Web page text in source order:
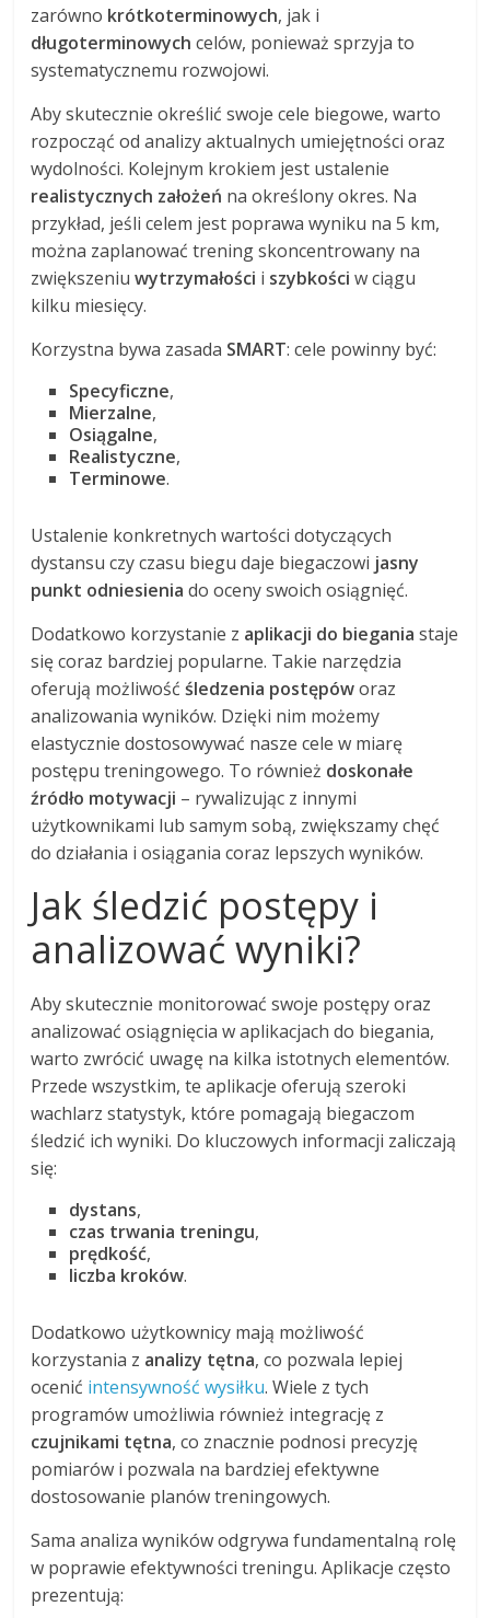
zarówno krótkoterminowych, jak i
długoterminowych celów, ponieważ sprzyja to
systematycznemu rozwojowi.
Aby skutecznie określić swoje cele biegowe, warto
rozpocząć od analizy aktualnych umiejętności oraz
wydolności. Kolejnym krokiem jest ustalenie
realistycznych założeń na określony okres. Na
przykład, jeśli celem jest poprawa wyniku na 5 km,
można zaplanować trening skoncentrowany na
zwiększeniuwytrzymałości i szybkości w ciągu
kilku miesięcy.
Korzystna bywa zasada SMART: cele powinny być:
Specyficzne,
Mierzalne,
Osiągalne,
Realistyczne,
Terminowe.
Ustalenie konkretnych wartości dotyczących
dystansu czy czasu biegu daje biegaczowi jasny
punkt odniesienia do oceny swoich osiągnięć.
Dodatkowo korzystanie z aplikacji do biegania staje
się coraz bardziej popularne. Takie narzędzia
oferują możliwośćśledzenia postępóworaz
analizowania wyników. Dzięki nim możemy
elastycznie dostosowywać nasze cele w miarę
postępu treningowego. To również doskonałe
źródło motywacji – rywalizując z innymi
użytkownikami lub samym sobą, zwiększamy chęć
do działania i osiągania coraz lepszych wyników.
Jak śledzić postępy i
analizować wyniki?
Aby skutecznie monitorować swoje postępy oraz
analizować osiągnięcia w aplikacjach do biegania,
warto zwrócić uwagę na kilka istotnych elementów.
Przede wszystkim, te aplikacje oferują szeroki
wachlarz statystyk, które pomagają biegaczom
śledzić ich wyniki. Do kluczowych informacji zaliczają
się:
dystans,
czas trwania treningu,
prędkość,
liczba kroków.
Dodatkowo użytkownicy mają możliwość
korzystania z analizy tętna, co pozwala lepiej
ocenić intensywność wysiłku. Wiele z tych
programów umożliwia również integrację z
czujnikami tętna, co znacznie podnosi precyzję
pomiarów i pozwala na bardziej efektywne
dostosowanie planów treningowych.
Sama analiza wyników odgrywa fundamentalną rolę
w poprawie efektywności treningu. Aplikacje często
prezentują: